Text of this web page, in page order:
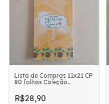
Lista de Compras 11x21 CP
80 folhas Coleção
R$28,90